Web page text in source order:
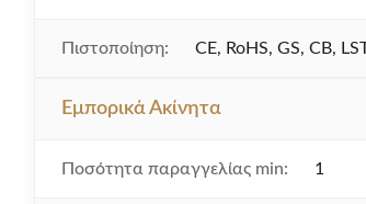
Πιστοποίηση: CE, RoHS, GS, CB,
Εμπορικά Ακίνητα
Ποσότητα παραγγελίας min: 1